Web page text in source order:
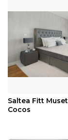
Saltea Fitt
Cocos